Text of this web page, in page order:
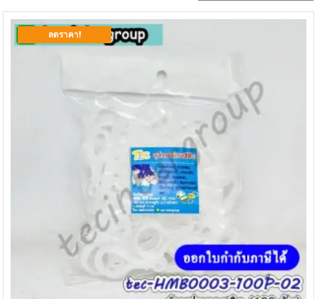
ลดราคา!